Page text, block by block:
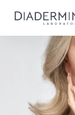
Tous les Produit
ACCUEIL
Composition